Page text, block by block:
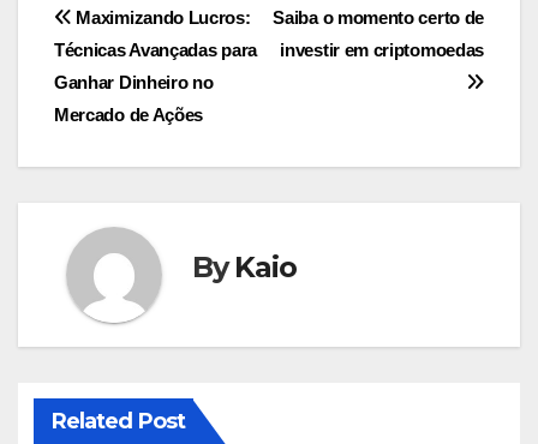
Navegação
de
Post
Saiba o momento certo de
investir em criptomoedas
Maximizando Lucros:
Técnicas Avançadas para
Ganhar Dinheiro no
Mercado de Ações
ByKaio
Related Post